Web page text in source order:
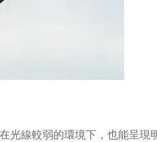
光線較弱的環境下，也能呈現